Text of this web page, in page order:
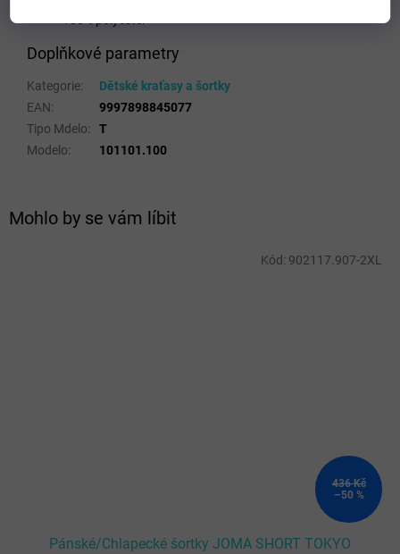
Mohlo by se vám líbit
436 Kč
–50 %
Pánské/Chlapecké šortky JOMA SHORT TOKYO
Kód: 902117.907-2XL
100% polyester
Doplňkové parametry
Kategorie:
Dětské kraťasy a šortky
EAN:
9997898845077
Tipo Mdelo:
T
Modelo: 101101.100